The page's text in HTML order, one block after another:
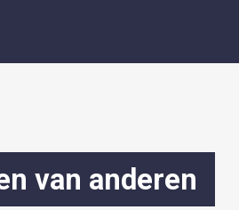
van anderen